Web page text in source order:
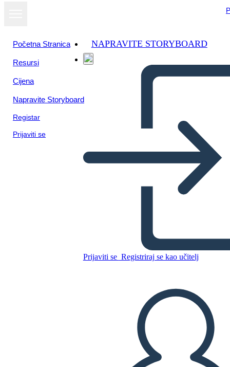
Početna Stranica
Resursi
Cijena
Napravite Storyboard
Registar
Prijaviti se
NAPRAVITE STORYBOARD
Prijaviti se Registriraj se kao učitelj
Ferrovia Transcontinentale
IZRADITE PLOČU SCENARIJA
REPRODUCIRAJ DIJAPROJEKCIJU
ČITAJ MI